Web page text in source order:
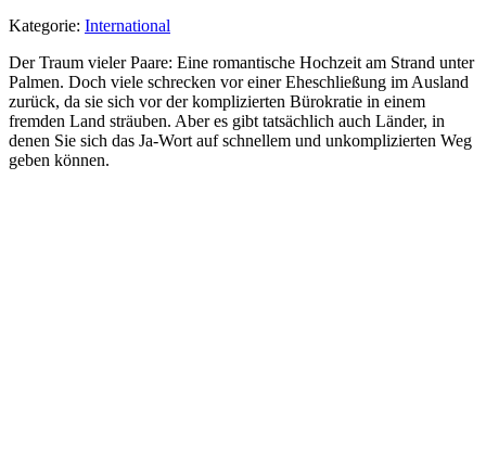
Kategorie: International
Der Traum vieler Paare: Eine romantische Hochzeit am Strand unter
Palmen. Doch viele schrecken vor einer Eheschließung im Ausland
zurück, da sie sich vor der komplizierten Bürokratie in einem
fremden Land sträuben. Aber es gibt tatsächlich auch Länder, in
denen Sie sich das Ja-Wort auf schnellem und unkomplizierten Weg
geben können.